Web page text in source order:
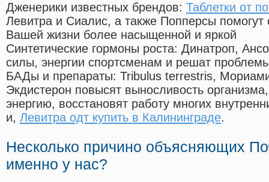
Дженерики известных брендов: Таблетки от
Левитра и Сиалис, а также Попперсы помогут
Вашей жизни более насыщенной и яркой
Синтетические гормоны роста: Динатроп,
силы, энергии спортсменам и решат
БАДы и препараты: Tribulus terrestris,
Экдистерон повысят выносливость
энергию, восстановят работу многих
и, Левитра одт купить в Калининграде.
Несколько причино объясняющих
именно у нас?